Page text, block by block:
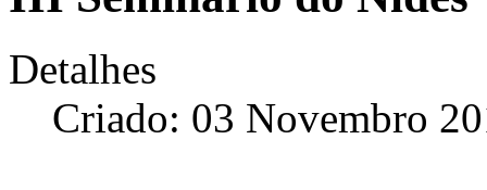
Detalhes
Criado: 03 Novembro